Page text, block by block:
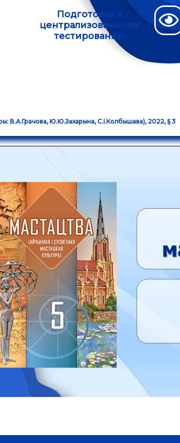
Подготовка к
централизованному
тестированию
В.А.Грачова, Ю.Ю.Захарына, С.І.Колбышава), 2022, § 3